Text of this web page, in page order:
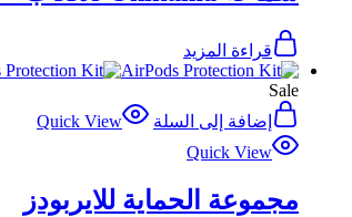
قراءة المزيد
Sale
إضافة إلى السلة
Quick View
Quick View
مجموعة الحماية للايربودز